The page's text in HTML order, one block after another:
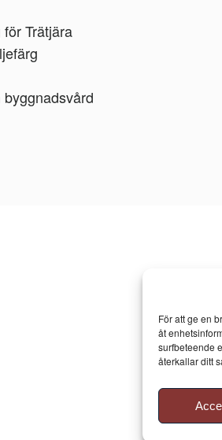
För att ge en
åt
surfbeteende
återkallar ditt
Trätjära